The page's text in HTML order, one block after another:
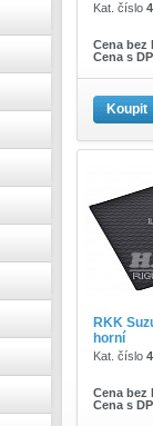
Kat. číslo
Cena bez
Cena s
Koupit
RKK
horní
Kat. číslo
Cena bez
Cena s